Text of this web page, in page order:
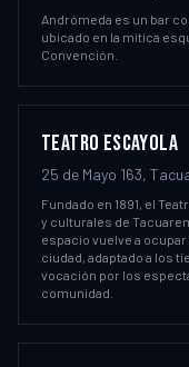
Andrómeda es un bar
ubicado en la mítica
Convención.
TEATRO ESCAYOLA
25 de Mayo 163,
Fundado en 1891, el
y culturales de
espacio vuelve a
ciudad, adaptado a los
vocación por los
comunidad.